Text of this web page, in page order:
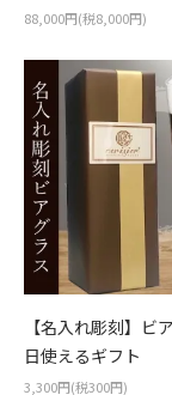
88,000円(税8,000円)
【名入れ彫刻】ビ
日使えるギフト
3,300円(税300円)